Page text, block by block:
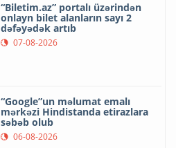
“Biletim.az” portalı üzərindən
onlayn bilet alanların sayı 2
dəfəyədək artıb
07-08-2026
“Google”un məlumat emalı
mərkəzi Hindistanda etirazlara
səbəb olub
06-08-2026